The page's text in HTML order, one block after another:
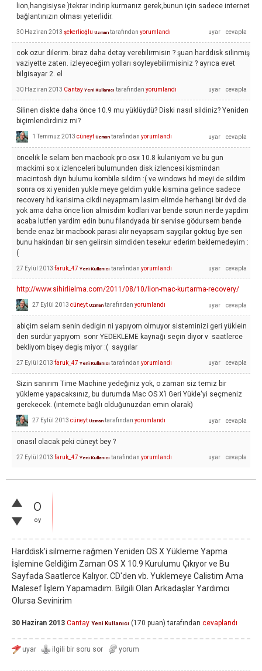
lion,hangisiyse )tekrar indirip kurmanız gerek,bunun için sadece internet
bağlantınızın olması yeterlidir.
30 Haziran 2013 şekerlioğlu Uzman tarafından yorumlandı
cok ozur dilerim. biraz daha detay verebilirmisin ? şuan harddisk silinmiş
vaziyette zaten. izleyeceğim yolları soyleyebilirmisiniz ? ayrıca evet
bilgisayar 2. el
30 Haziran 2013 Cantay Yeni Kullanıcı tarafından yorumlandı
Silinen diskte daha önce 10.9 mu yüklüydü? Diski nasıl sildiniz? Yeniden
biçimlendirdiniz mi?
1 Temmuz 2013 cüneyt Uzman tarafından yorumlandı
öncelik le selam ben macbook pro osx 10.8 kulaniyom ve bu gun
mackimi so x izlenceleri bulumunden disk izlencesi kismindan
macintosh diyn bulumu kombile sildim :( ve windows hd meyi de sildim
sonra os xi yeniden yukle meye geldim yukle kismina gelince sadece
recovery hd karisima cikdi neyapmam lasim elimde herhangi bir dvd de
yok ama daha önce lion almisdim kodlari var bende sorun nerde yapdim
acaba lutfen yardim edin bunu filandyada bir servise gödursem bende
bende enaz bir macbook parasi alir neyapsam saygilar goktug bye sen
bunu hakindan bir sen gelirsin simdiden tesekur ederim beklemedeyim :
(
27 Eylül 2013 faruk_47 Yeni Kullanıcı tarafından yorumlandı
http://www.sihirlielma.com/2011/08/10/lion-mac-kurtarma-recovery/
27 Eylül 2013 cüneyt Uzman tarafından yorumlandı
abiçim selam senin dedigin ni yapıyom olmuyor sisteminizi geri yüklein
den sürdür yapıyom sonr YEDEKLEME kaynağı seçin diyor v saatlerce
bekliyom bişey degiş miyor :( saygılar
27 Eylül 2013 faruk_47 Yeni Kullanıcı tarafından yorumlandı
Sizin sanırım Time Machine yedeğiniz yok, o zaman siz temiz bir
yükleme yapacaksınız, bu durumda Mac OS X’i Geri Yükle'yi seçmeniz
gerekecek. (internete bağlı olduğunuzdan emin olarak)
27 Eylül 2013 cüneyt Uzman tarafından yorumlandı
onasıl olacak peki cüneyt bey ?
27 Eylül 2013 faruk_47 Yeni Kullanıcı tarafından yorumlandı
0
oy
Harddisk'i silmeme rağmen Yeniden OS X Yükleme Yapma
İşlemine Geldiğim Zaman OS X 10.9 Kurulumu Çıkıyor ve Bu
Sayfada Saatlerce Kalıyor. CD'den vb. Yuklemeye Calistim Ama
Malesef İşlem Yapamadım. Bilgili Olan Arkadaşlar Yardımcı
Olursa Sevinirim
30 Haziran 2013 Cantay Yeni Kullanıcı (170 puan) tarafından cevaplandı